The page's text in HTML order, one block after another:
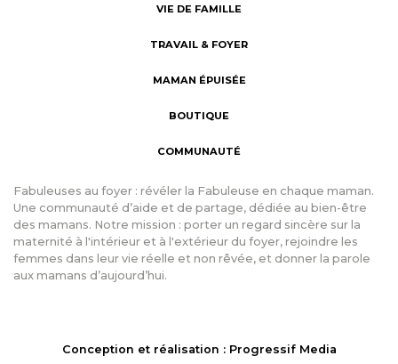
VIE DE FAMILLE
TRAVAIL & FOYER
MAMAN ÉPUISÉE
BOUTIQUE
COMMUNAUTÉ
Fabuleuses au foyer : révéler la Fabuleuse en chaque maman.
Une communauté d’aide et de partage, dédiée au bien-être
des mamans. Notre mission : porter un regard sincère sur la
maternité à l'intérieur et à l'extérieur du foyer, rejoindre les
femmes dans leur vie réelle et non rêvée, et donner la parole
aux mamans d’aujourd’hui.
Conception et réalisation : Progressif Media